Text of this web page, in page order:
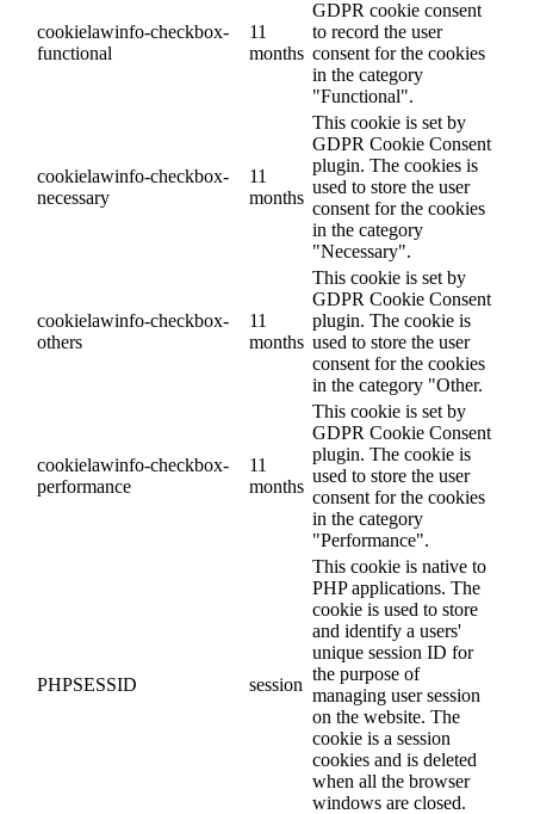
cookielawinfo-checkbox-
functional
11
months
GDPR cookie consent
to record the user
consent for the cookies
in the category
"Functional".
cookielawinfo-checkbox-
necessary
11
months
This cookie is set by
GDPR Cookie Consent
plugin. The cookies is
used to store the user
consent for the cookies
in the category
"Necessary".
cookielawinfo-checkbox-
others
11
months
This cookie is set by
GDPR Cookie Consent
plugin. The cookie is
used to store the user
consent for the cookies
in the category "Other.
cookielawinfo-checkbox-
performance
11
months
This cookie is set by
GDPR Cookie Consent
plugin. The cookie is
used to store the user
consent for the cookies
in the category
"Performance".
PHPSESSID session
This cookie is native to
PHP applications. The
cookie is used to store
and identify a users'
unique session ID for
the purpose of
managing user session
on the website. The
cookie is a session
cookies and is deleted
when all the browser
windows are closed.